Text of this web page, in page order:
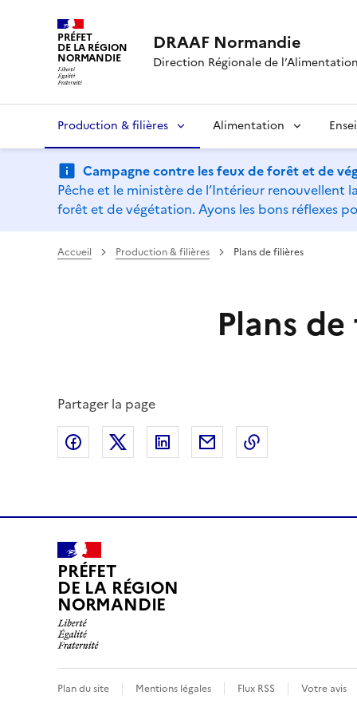
PRÉFET
DE LA RÉGION
NORMANDIE
DRAAF Normandie
Direction Régionale de
Production & filières Alimentation
Campagne contre les feux de forêt et de
Pêche et le ministère de l’Intérieur
forêt et de végétation. Ayons les bons réflexes
Accueil Production & filières Plans de filières
Plans
Partager la page
Partager sur Facebook
Partager sur X (anciennement Twitter)
Partager sur LinkedIn
Partager par email
PRÉFET
DE LA RÉGION
NORMANDIE
Plan du site Mentions légales Flux RSS Votre avis